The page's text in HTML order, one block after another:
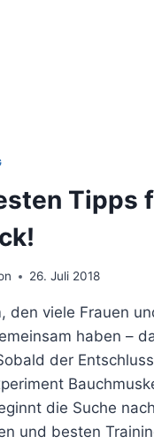
Tipps
26. Juli 2018
den viele Frauen
haben –
der
die Suche
und besten